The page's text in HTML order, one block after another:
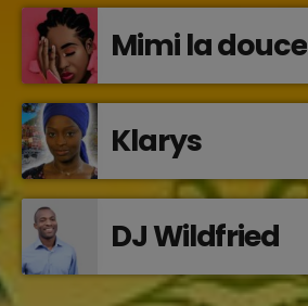
Mimi la douce
Klarys
DJ Wildfried